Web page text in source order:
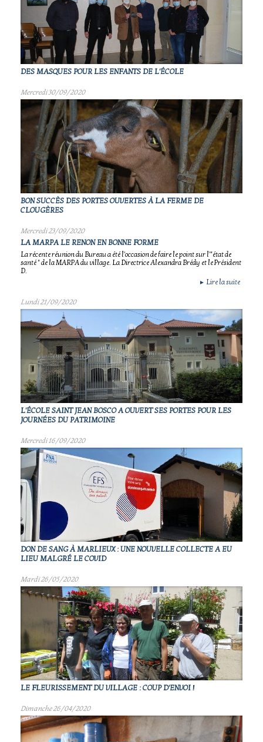
DES MASQUES POUR LES ENFANTS DE L'ÉCOLE
Mercredi 30/09/2020
BON SUCCÈS DES PORTES OUVERTES À LA FERME DE
CLOUGÈRES
Mercredi 23/09/2020
LA MARPA LE RENON EN BONNE FORME
La récente réunion du Bureau a été l'occasion de faire le point sur l'"état de
santé " de la MARPA du village. La Directrice Alexandra Brédy et le Président
D.
► Lire la suite
Lundi 21/09/2020
L'ÉCOLE SAINT JEAN BOSCO A OUVERT SES PORTES POUR LES
JOURNÉES DU PATRIMOINE
Mercredi 16/09/2020
DON DE SANG À MARLIEUX : UNE NOUVELLE COLLECTE A EU
LIEU MALGRÉ LE COVID
Mardi 26/05/2020
LE FLEURISSEMENT DU VILLAGE : COUP D'ENVOI !
Dimanche 26/04/2020